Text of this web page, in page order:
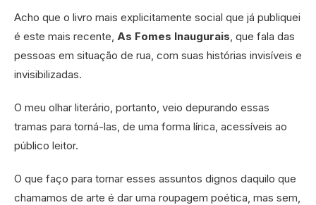
Acho que o livro mais explicitamente social que já publiquei
é este mais recente, As Fomes Inaugurais , que fala das
pessoas em situação de rua, com suas histórias invisíveis e
invisibilizadas.
O meu olhar literário, portanto, veio depurando essas
tramas para torná-las, de uma forma lírica, acessíveis ao
público leitor.
O que faço para tornar esses assuntos dignos daquilo que
chamamos de arte é dar uma roupagem poética, mas sem,